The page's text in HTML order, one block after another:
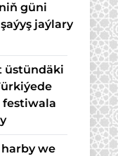
güni
jaýlary
üstündäki
festiwala
we